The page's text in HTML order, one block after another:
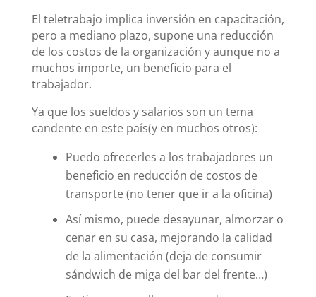
El teletrabajo implica inversión en capacitación,
pero a mediano plazo, supone una reducción
de los costos de la organización y aunque no a
muchos importe, un beneficio para el
trabajador.
Ya que los sueldos y salarios son un tema
candente en este país(y en muchos otros):
Puedo ofrecerles a los trabajadores un
beneficio en reducción de costos de
transporte (no tener que ir a la oficina)
Así mismo, puede desayunar, almorzar o
cenar en su casa, mejorando la calidad
de la alimentación (deja de consumir
sándwich de miga del bar del frente…)